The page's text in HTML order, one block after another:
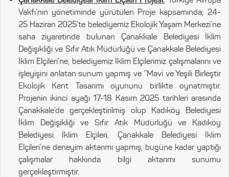
Vakfı’nın yönetiminde yürütülen Proje kapsamında; 24-
25 Haziran 2025’te belediyemiz Ekolojik Yaşam Merkezi’ne
saha ziyaretinde bulunan Çanakkale Belediyesi İklim
Değişikliği ve Sıfır Atık Müdürlüğü ve Çanakkale Belediyesi
İklim Elçileri’ne, belediyemiz İklim Elçilerimiz çalışmalarını ve
işleyişini anlatan sunum yapmış ve ‘’Mavi ve Yeşili Birleştir
Ekolojik Kent Tasarımı oyununu birlikte oynatmıştır.
Projenin ikinci ayağı 17-18 Kasım 2025 tarihleri arasında
Çanakkale’de gerçekleştirilmiş olup Kadıköy Belediyesi
İklim Değişikliği ve Sıfır Atık Müdürlüğü ve Kadıköy
Belediyesi İklim Elçileri, Çanakkale Belediyesi İklim
Elçileri’ne deneyim aktarımı yapmış, bugüne kadar yaptığı
çalışmalar hakkında bilgi aktarımı sunumu
gerçekleştirmiştir.